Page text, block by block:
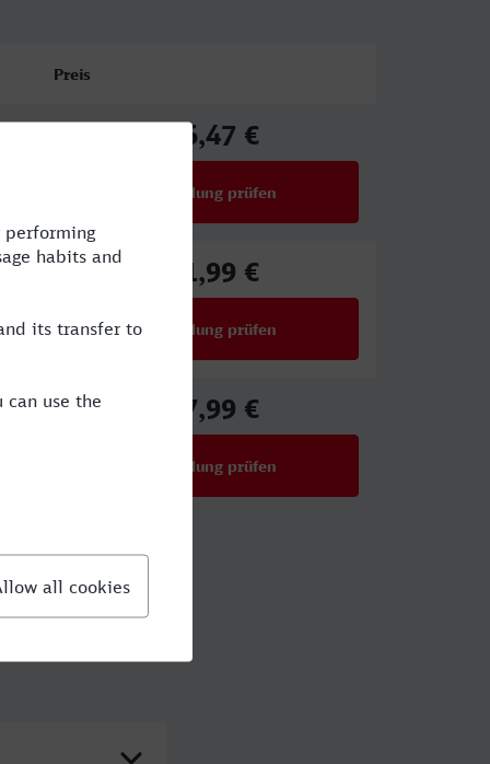
Preis
76,47 €
Verbindung prüfen
61,99 €
Verbindung prüfen
57,99 €
Verbindung prüfen